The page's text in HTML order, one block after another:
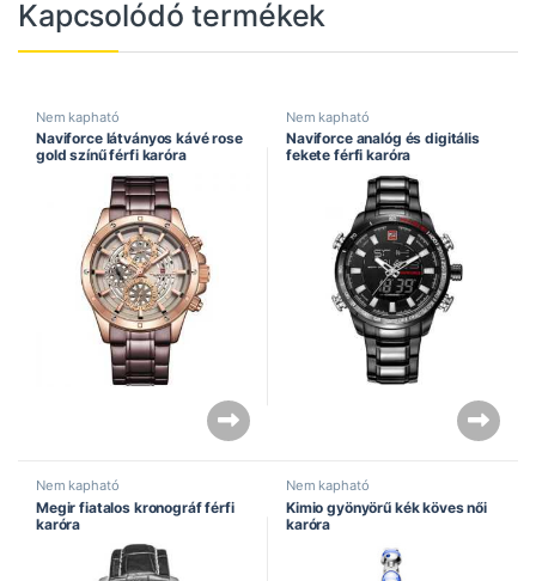
Kapcsolódó termékek
Nem kapható
Naviforce látványos kávé rose
gold színű férfi karóra
Nem kapható
Naviforce analóg és digitális
fekete férfi karóra
Nem kapható
Megir fiatalos kronográf férfi
karóra
Nem kapható
Kimio gyönyörű kék köves női
karóra